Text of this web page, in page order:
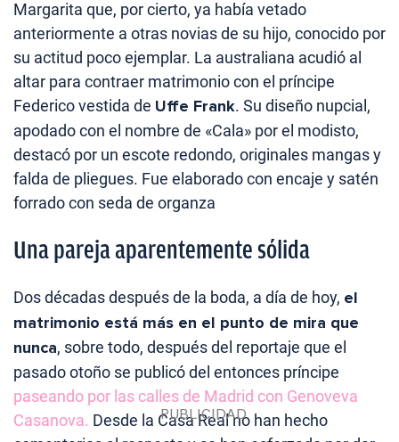
Margarita que, por cierto, ya había vetado
anteriormente a otras novias de su hijo, conocido por
su actitud poco ejemplar. La australiana acudió al
altar para contraer matrimonio con el príncipe
Federico vestida de Uffe Frank. Su diseño nupcial,
apodado con el nombre de «Cala» por el modisto,
destacó por un escote redondo, originales mangas y
falda de pliegues. Fue elaborado con encaje y satén
forrado con seda de organza
Una pareja aparentemente sólida
Dos décadas después de la boda, a día de hoy, el
matrimonio está más en el punto de mira que
nunca, sobre todo, después del reportaje que el
pasado otoño se publicó del entonces príncipe
paseando por las calles de Madrid con Genoveva
Casanova. Desde la Casa Real no han hecho